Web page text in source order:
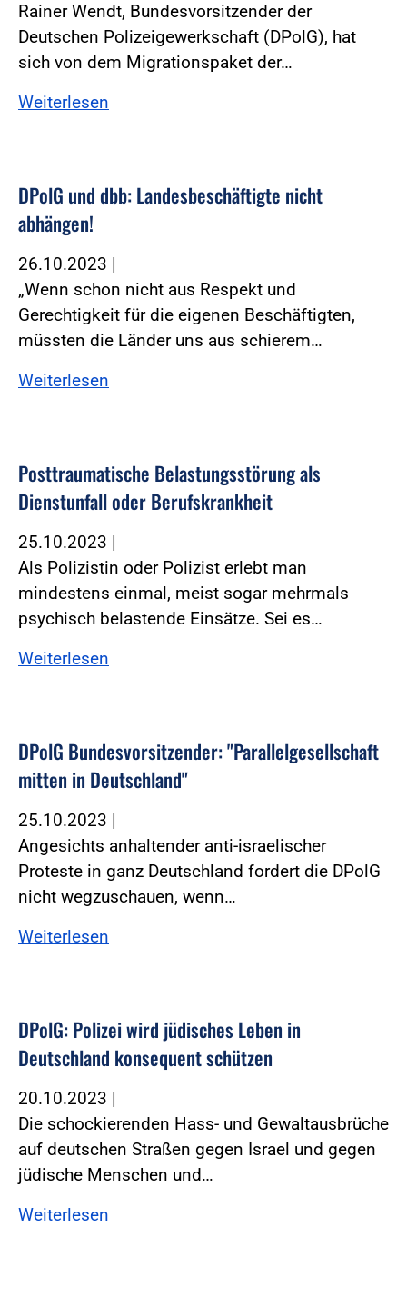
Rainer Wendt, Bundesvorsitzender der
Deutschen Polizeigewerkschaft (DPolG), hat
sich von dem Migrationspaket der…
Weiterlesen
DPolG und dbb: Landesbeschäftigte nicht
abhängen!
26.10.2023 |
„Wenn schon nicht aus Respekt und
Gerechtigkeit für die eigenen Beschäftigten,
müssten die Länder uns aus schierem…
Weiterlesen
Posttraumatische Belastungsstörung als
Dienstunfall oder Berufskrankheit
25.10.2023 |
Als Polizistin oder Polizist erlebt man
mindestens einmal, meist sogar mehrmals
psychisch belastende Einsätze. Sei es…
Weiterlesen
DPolG Bundesvorsitzender: "Parallelgesellschaft
mitten in Deutschland"
25.10.2023 |
Angesichts anhaltender anti-israelischer
Proteste in ganz Deutschland fordert die DPolG
nicht wegzuschauen, wenn…
Weiterlesen
DPolG: Polizei wird jüdisches Leben in
Deutschland konsequent schützen
20.10.2023 |
Die schockierenden Hass- und Gewaltausbrüche
auf deutschen Straßen gegen Israel und gegen
jüdische Menschen und…
Weiterlesen